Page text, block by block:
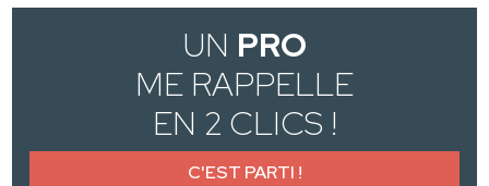
UN PRO
ME RAPPELLE
EN 2 CLICS !
C'EST PARTI !